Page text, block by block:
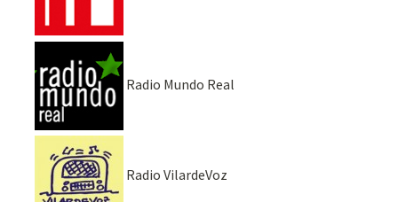
Radio Mundo Real
Radio VilardeVoz